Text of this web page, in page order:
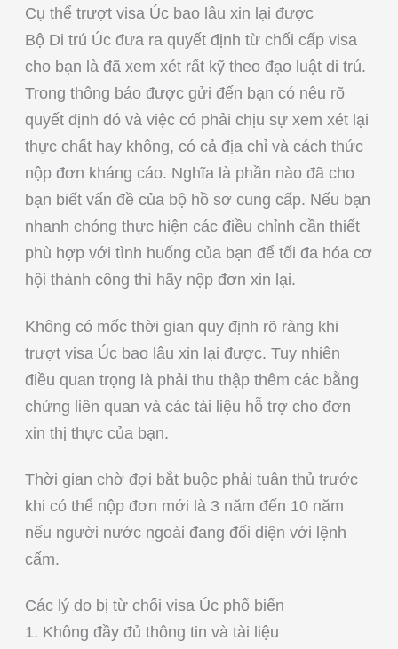
Cụ thể trượt visa Úc bao lâu xin lại được
Bộ Di trú Úc đưa ra quyết định từ chối cấp visa
cho bạn là đã xem xét rất kỹ theo đạo luật di trú.
Trong thông báo được gửi đến bạn có nêu rõ
quyết định đó và việc có phải chịu sự xem xét lại
thực chất hay không, có cả địa chỉ và cách thức
nộp đơn kháng cáo. Nghĩa là phần nào đã cho
bạn biết vấn đề của bộ hồ sơ cung cấp. Nếu bạn
nhanh chóng thực hiện các điều chỉnh cần thiết
phù hợp với tình huống của bạn để tối đa hóa cơ
hội thành công thì hãy nộp đơn xin lại.
Không có mốc thời gian quy định rõ ràng khi
trượt visa Úc bao lâu xin lại được. Tuy nhiên
điều quan trọng là phải thu thập thêm các bằng
chứng liên quan và các tài liệu hỗ trợ cho đơn
xin thị thực của bạn.
Thời gian chờ đợi bắt buộc phải tuân thủ trước
khi có thể nộp đơn mới là 3 năm đến 10 năm
nếu người nước ngoài đang đối diện với lệnh
cấm.
Các lý do bị từ chối visa Úc phổ biến
1. Không đầy đủ thông tin và tài liệu